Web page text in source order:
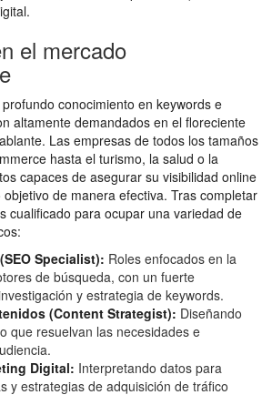
el mercado
conocimiento en keywords e
altamente demandados en el floreciente
Las empresas de todos los tamaños
hasta el turismo, la salud o la
capaces de asegurar su visibilidad online
de manera efectiva. Tras completar
cualificado para ocupar una variedad de
Specialist): Roles enfocados en la
de búsqueda, con un fuerte
y estrategia de keywords.
(Content Strategist): Diseñando
que resuelvan las necesidades e
Digital: Interpretando datos para
y estrategias de adquisición de tráfico